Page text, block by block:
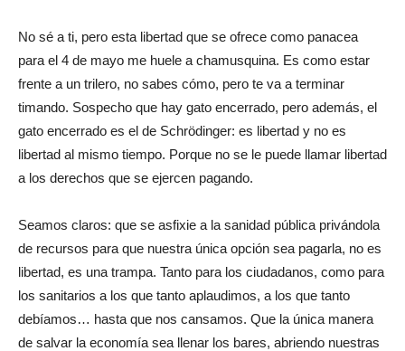
No sé a ti, pero esta libertad que se ofrece como panacea
para el 4 de mayo me huele a chamusquina. Es como estar
frente a un trilero, no sabes cómo, pero te va a terminar
timando. Sospecho que hay gato encerrado, pero además, el
gato encerrado es el de Schrödinger: es libertad y no es
libertad al mismo tiempo. Porque no se le puede llamar libertad
a los derechos que se ejercen pagando.
Seamos claros: que se asfixie a la sanidad pública privándola
de recursos para que nuestra única opción sea pagarla, no es
libertad, es una trampa. Tanto para los ciudadanos, como para
los sanitarios a los que tanto aplaudimos, a los que tanto
debíamos… hasta que nos cansamos. Que la única manera
de salvar la economía sea llenar los bares, abriendo nuestras